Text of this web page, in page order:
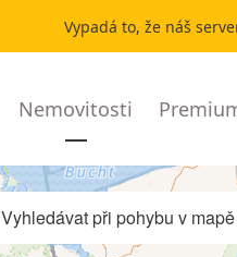
Vypadá to, že náš
Nemovitosti
Vyhledávat při pohybu v mapě